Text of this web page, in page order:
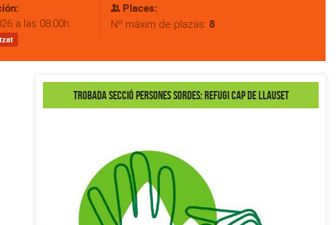
a las 08:00h
Places:
Nº máxim de plazas: 8
Trobada secció Persones Sordes: Refugi Cap de Llauset